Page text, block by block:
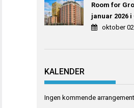
Room for
januar 2026 i
oktober
KALENDER
Ingen kommende arrangement